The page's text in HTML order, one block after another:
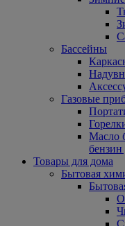
Бассейны
Газовые
Масло
бензин
Товары для дома
Бытовая